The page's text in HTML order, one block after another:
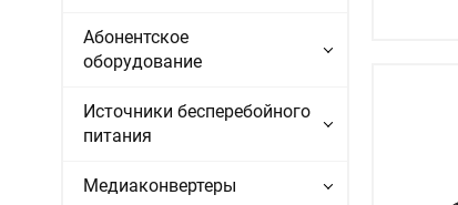
Абонентское
оборудование
Источники бесперебойного
питания
Медиаконвертеры